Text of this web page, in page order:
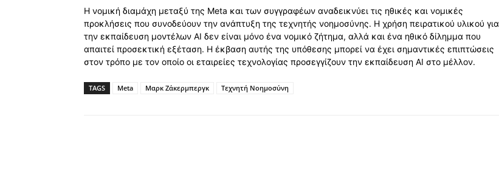
Η νομική διαμάχη μεταξύ της Meta και των συγγραφέων αναδεικνύει τις ηθικές και νομικές
προκλήσεις που συνοδεύουν την ανάπτυξη της τεχνητής νοημοσύνης. Η χρήση πειρατικού υλικού για
την εκπαίδευση μοντέλων AI δεν είναι μόνο ένα νομικό ζήτημα, αλλά και ένα ηθικό δίλημμα που
απαιτεί προσεκτική εξέταση. Η έκβαση αυτής της υπόθεσης μπορεί να έχει σημαντικές επιπτώσεις
στον τρόπο με τον οποίο οι εταιρείες τεχνολογίας προσεγγίζουν την εκπαίδευση AI στο μέλλον.
TAGS Meta Μαρκ Ζάκερμπεργκ Τεχνητή Νοημοσύνη